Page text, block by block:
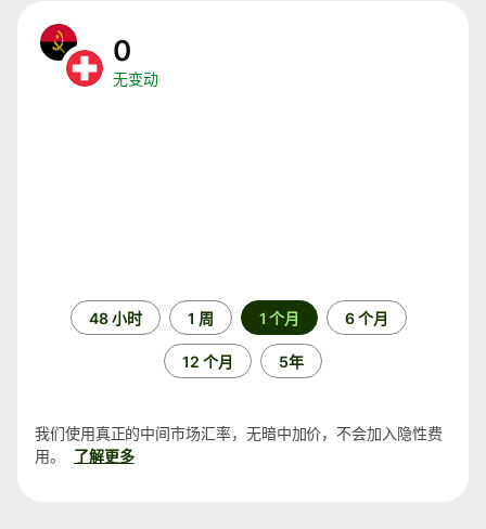
0
无变动
48 小时 1 周 1 个月 6 个月
12 个月 5年
我们使用真正的中间市场汇率，无暗中加价，不会加入隐性费
用。
了解更多